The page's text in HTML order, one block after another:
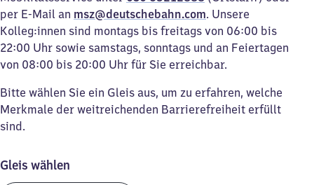
per E-Mail an msz@deutschebahn.com. Unsere
Kolleg:innen sind montags bis freitags von 06:00 bis
22:00 Uhr sowie samstags, sonntags und an Feiertagen
von 08:00 bis 20:00 Uhr für Sie erreichbar.
Bitte wählen Sie ein Gleis aus, um zu erfahren, welche
Merkmale der weitreichenden Barrierefreiheit erfüllt
sind.
Gleis wählen